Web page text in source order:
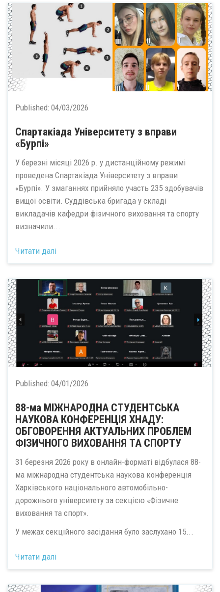
Published: 04/03/2026
Спартакіада Університету з вправи
«Бурпі»
У березні місяці 2026 р. у дистанційному режимі
проведена Спартакіада Університету з вправи
«Бурпі». У змаганнях прийняло участь 235 здобувачів
вищої освіти. Суддівська бригада у складі
викладачів кафедри фізичного виховання та спорту
визначили...
Читати далі
Published: 04/01/2026
88-ма МІЖНАРОДНА СТУДЕНТСЬКА
НАУКОВА КОНФЕРЕНЦІЯ ХНАДУ:
ОБГОВОРЕННЯ АКТУАЛЬНИХ ПРОБЛЕМ
ФІЗИЧНОГО ВИХОВАННЯ ТА СПОРТУ
31 березня 2026 року в онлайн-форматі відбулася 88-
ма міжнародна студентська наукова конференція
Харківського національного автомобільно-
дорожнього університету за секцією «Фізичне
виховання та спорт».
У межах секційного засідання було заслухано 15...
Читати далі